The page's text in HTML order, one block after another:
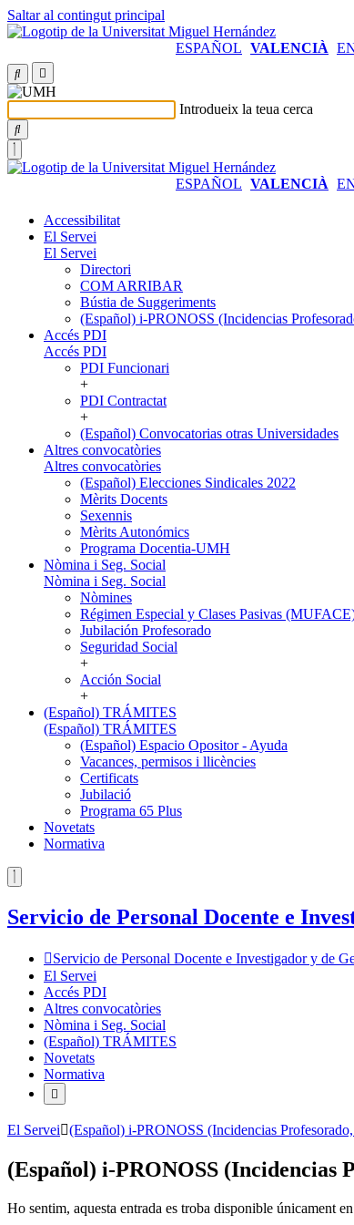
Saltar al contingut principal
ESPAÑOL VALENCIÀ
Introdueix la teua cerca
ESPAÑOL VALENCIÀ
Accessibilitat
El Servei
El Servei
Directori
COM ARRIBAR
Bústia de Suggeriments
(Español) i-PRONOSS (Incidencias
Accés PDI
Accés PDI
PDI Funcionari
+
PDI Contractat
+
(Español) Convocatorias otras Universidades
Altres convocatòries
Altres convocatòries
(Español) Elecciones Sindicales 2022
Mèrits Docents
Sexennis
Mèrits Autonómics
Programa Docentia-UMH
Nòmina i Seg. Social
Nòmina i Seg. Social
Nòmines
Régimen Especial y Clases Pasivas
Jubilación Profesorado
Seguridad Social
+
Acción Social
+
(Español) TRÁMITES
(Español) TRÁMITES
(Español) Espacio Opositor - Ayuda
Vacances, permisos i llicències
Certificats
Jubilació
Programa 65 Plus
Novetats
Normativa
Servicio de Personal Docente e
Servicio de Personal Docente e Investigador y de
El Servei
Accés PDI
Altres convocatòries
Nòmina i Seg. Social
(Español) TRÁMITES
Novetats
Normativa
El Servei (Español) i-PRONOSS (Incidencias
(Español) i-PRONOSS (Incidencias
Ho sentim, aquesta entrada es troba disponible únicament en